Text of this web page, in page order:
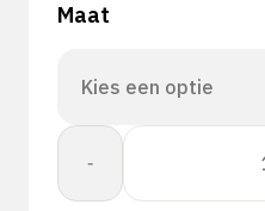
Maat
-
OXXA®
Grippaz